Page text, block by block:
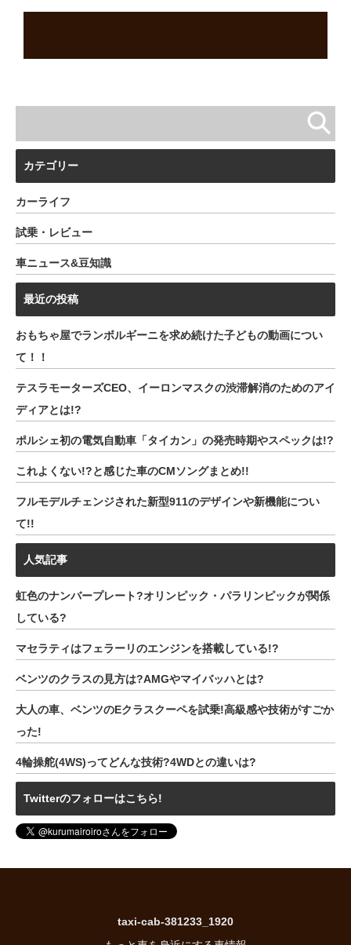
カテゴリー
カーライフ
試乗・レビュー
車ニュース&豆知識
最近の投稿
おもちゃ屋でランボルギーニを求め続けた子どもの動画につい
て！！
テスラモーターズCEO、イーロンマスクの渋滞解消のためのアイ
ディアとは!?
ポルシェ初の電気自動車「タイカン」の発売時期やスペックは!?
これよくない!?と感じた車のCMソングまとめ!!
フルモデルチェンジされた新型911のデザインや新機能につい
て!!
人気記事
虹色のナンバープレート?オリンピック・パラリンピックが関係
している?
マセラティはフェラーリのエンジンを搭載している!?
ベンツのクラスの見方は?AMGやマイバッハとは?
大人の車、ベンツのEクラスクーペを試乗!高級感や技術がすごか
った!
4輪操舵(4WS)ってどんな技術?4WDとの違いは?
Twitterのフォローはこちら!
taxi-cab-381233_1920